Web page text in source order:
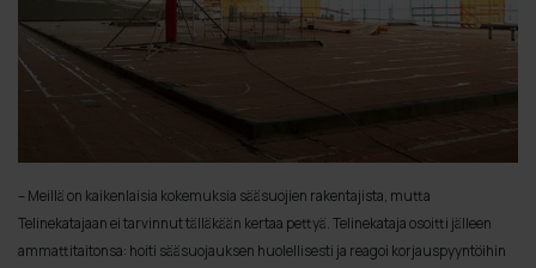
– Meillä on kaikenlaisia kokemuksia sääsuojien rakentajista, mutta
Telinekatajaan ei tarvinnut tälläkään kertaa pettyä. Telinekataja osoitti jälleen
ammattitaitonsa: hoiti sääsuojauksen huolellisesti ja reagoi korjauspyyntöihin